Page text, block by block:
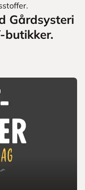
Gårdsysteri
butikker.